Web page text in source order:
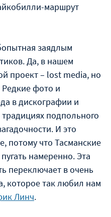
маршрут
заядлым
Да, в нашем
проект – lost media, но
Редкие фото и
в дискографии и
подпольного
И это
потому что Тасманские
намеренно. Эта
переключает в очень
которое так любил нам
Линч.